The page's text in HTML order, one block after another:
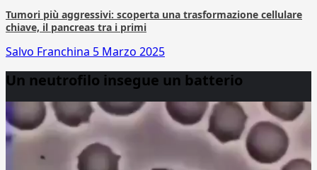
Tumori più aggressivi: scoperta una trasformazione cellulare
chiave, il pancreas tra i primi
Salvo Franchina 5 Marzo 2025
Un neutrofilo insegue un batterio
Player